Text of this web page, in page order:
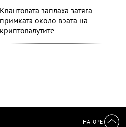
Квантовата заплаха затяга
примката около врата на
криптовалутите
НАГОРЕ